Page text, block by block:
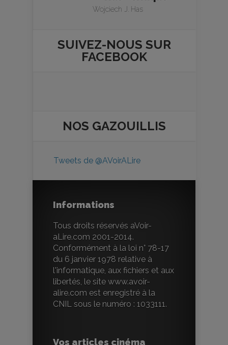
Wojciech J. Has
SUIVEZ-NOUS SUR
FACEBOOK
NOS GAZOUILLIS
Tweets de @AVoirALire
Informations
Tous droits réservés aVoir-
aLire.com 2001-2014.
Conformément à la loi n° 78-17
du 6 janvier 1978 relative à
l'informatique, aux fichiers et aux
libertés, le site www.avoir-
alire.com est enregistré à la
CNIL sous le numéro : 1033111.
Vos articles cinéma